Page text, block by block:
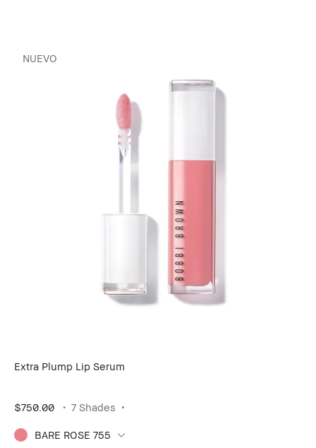
NUEVO
Extra Plump Lip Serum
$750.00 7 Shades
BARE ROSE 755